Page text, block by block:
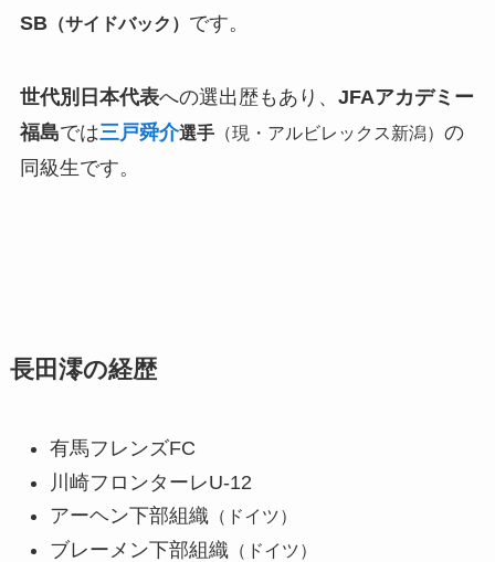
SB（サイドバック） です。
世代別日本代表への選出歴もあり、 JFAアカデミー
福島では三戸舜介選手（現・アルビレックス新潟） の
同級生です。
長田澪の経歴
有馬フレンズFC
川崎フロンターレU-12
アーヘン下部組織（ドイツ）
ブレーメン下部組織 （ドイツ）